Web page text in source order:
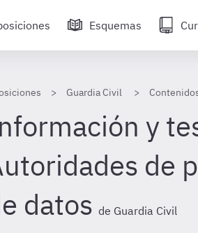
Esquemas
Guardia Civil
y
de
datos de Guardia Civil